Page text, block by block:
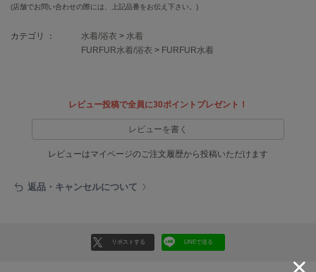
エミ
emmi atelier
ETRÉ TOKYO
(店舗でお問い合わせの際には、上記品番をお伝え下さい。)
カテゴリ ： 水着/浴衣 > 水着
FURFUR水着/浴衣 > FURFUR水着
レビュー投稿で全員に30ポイントプレゼント！
レビューを書く
レビューはマイページのご注文履歴から投稿いただけます
返品・キャンセルについて
リポストする LINEで送る